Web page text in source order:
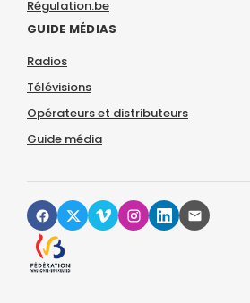
Régulation.be
GUIDE MÉDIAS
Radios
Télévisions
Opérateurs et distributeurs
Guide média